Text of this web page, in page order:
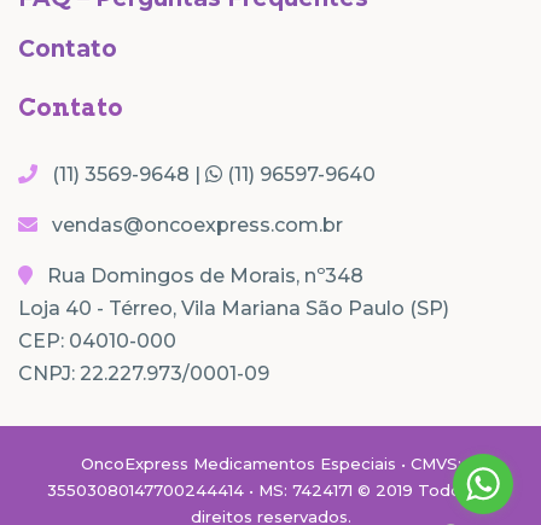
Contato
Contato
(11) 3569-9648 | (11) 96597-9640
vendas@oncoexpress.com.br
Rua Domingos de Morais, nº348
Loja 40 - Térreo, Vila Mariana São Paulo (SP)
CEP: 04010-000
CNPJ: 22.227.973/0001-09
OncoExpress Medicamentos Especiais • CMVS:
35503080147700244414 • MS: 7424171 © 2019 Todos os
direitos reservados.